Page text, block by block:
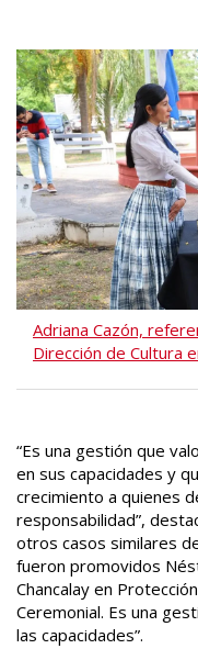
Adriana Cazón,
Dirección de Cultura
“Es una gestión que
en sus capacidades y
crecimiento a quienes
responsabilidad”,
otros casos similares
fueron promovidos
Chancalay en
Ceremonial. Es una
las capacidades”.